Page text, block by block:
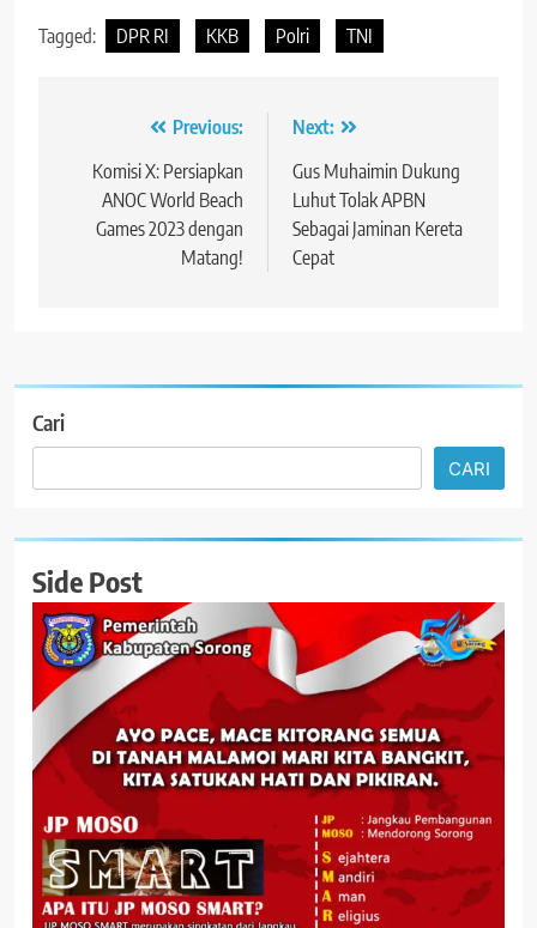
Tagged: DPR RI KKB Polri TNI
Navigasi
pos
Previous:
Komisi X: Persiapkan
ANOC World Beach
Games 2023 dengan
Matang!
Next:
Gus Muhaimin Dukung
Luhut Tolak APBN
Sebagai Jaminan Kereta
Cepat
Cari
CARI
Side Post